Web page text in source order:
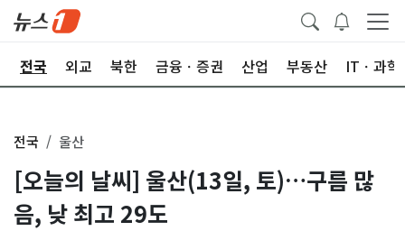
전국 외교 북한 금융ㆍ증권 산업 부동산 ITㆍ과학
전국 울산
[오늘의 날씨] 울산(13일, 토)…구름 많
음, 낮 최고 29도